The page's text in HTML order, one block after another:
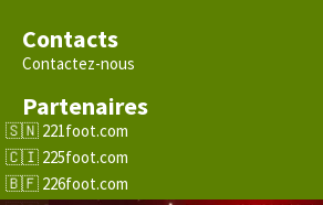
Contacts
Contactez-nous
Partenaires
221foot.com
225foot.com
226foot.com